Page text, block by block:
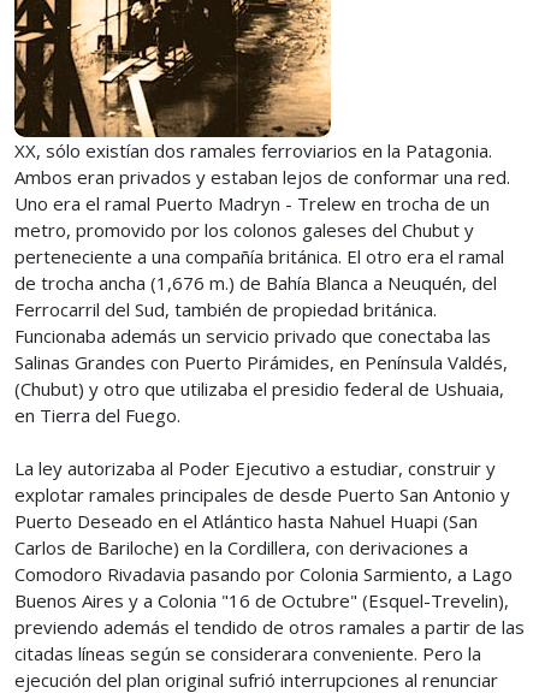
XX, sólo existían dos ramales ferroviarios en la Patagonia.
Ambos eran privados y estaban lejos de conformar una red.
Uno era el ramal Puerto Madryn - Trelew en trocha de un
metro, promovido por los colonos galeses del Chubut y
perteneciente a una compañía británica. El otro era el ramal
de trocha ancha (1,676 m.) de Bahía Blanca a Neuquén, del
Ferrocarril del Sud, también de propiedad británica.
Funcionaba además un servicio privado que conectaba las
Salinas Grandes con Puerto Pirámides, en Península Valdés,
(Chubut) y otro que utilizaba el presidio federal de Ushuaia,
en Tierra del Fuego.
La ley autorizaba al Poder Ejecutivo a estudiar, construir y
explotar ramales principales de desde Puerto San Antonio y
Puerto Deseado en el Atlántico hasta Nahuel Huapi (San
Carlos de Bariloche) en la Cordillera, con derivaciones a
Comodoro Rivadavia pasando por Colonia Sarmiento, a Lago
Buenos Aires y a Colonia "16 de Octubre" (Esquel-Trevelin),
previendo además el tendido de otros ramales a partir de las
citadas líneas según se considerara conveniente. Pero la
ejecución del plan original sufrió interrupciones al renunciar